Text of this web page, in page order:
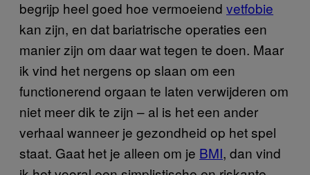
begrijp heel goed hoe vermoeiend vetfobie
kan zijn, en dat bariatrische operaties een
manier zijn om daar wat tegen te doen. Maar
ik vind het nergens op slaan om een
functionerend orgaan te laten verwijderen om
niet meer dik te zijn – al is het een ander
verhaal wanneer je gezondheid op het spel
staat. Gaat het je alleen om je BMI, dan vind